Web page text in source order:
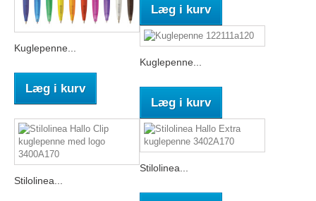
Kuglepenne...
Læg i kurv
Læg i kurv
Kuglepenne...
Læg i kurv
Stilolinea...
Stilolinea...